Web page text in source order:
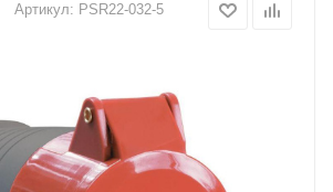
Артикул: PSR22-032-5